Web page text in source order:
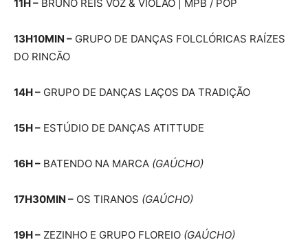
11H – BRUNO REIS VOZ & VIOLÃO | MPB / POP
13H10MIN – GRUPO DE DANÇAS FOLCLÓRICAS RAÍZES
DO RINCÃO
14H – GRUPO DE DANÇAS LAÇOS DA TRADIÇÃO
15H – ESTÚDIO DE DANÇAS ATITTUDE
16H – BATENDO NA MARCA (GAÚCHO)
17H30MIN – OS TIRANOS (GAÚCHO)
19H – ZEZINHO E GRUPO FLOREIO (GAÚCHO)